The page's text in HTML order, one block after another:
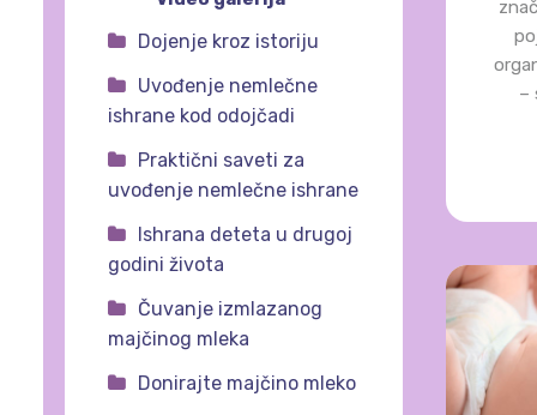
–
Dojenje kroz istoriju
Uvođenje nemlečne
ishrane kod odojčadi
Praktični saveti za
uvođenje nemlečne ishrane
Ishrana deteta u drugoj
godini života
Čuvanje izmlazanog
majčinog mleka
Donirajte majčino mleko